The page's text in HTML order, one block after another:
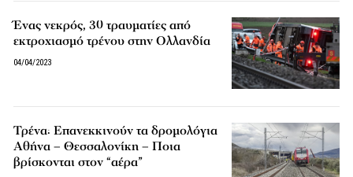
Ένας νεκρός, 30 τραυματίες από
εκτροχιασμό τρένου στην Ολλανδία
04/04/2023
Τρένα: Επανεκκινούν τα δρομολόγια
Αθήνα – Θεσσαλονίκη – Ποια
βρίσκονται στον “αέρα”